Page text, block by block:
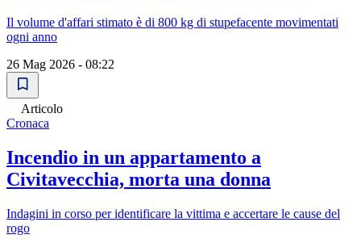
Il volume d'affari stimato è di 800 kg di stupefacente movimentati
ogni anno
26 Mag 2026 - 08:22
Articolo
Cronaca
Incendio in un appartamento a
Civitavecchia, morta una donna
Indagini in corso per identificare la vittima e accertare le cause del
rogo